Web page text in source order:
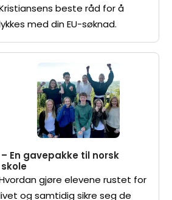
beste råd for å
med din EU-søknad.
– En gavepakke til norsk
skole
gjøre elevene rustet for
og samtidig sikre seg de